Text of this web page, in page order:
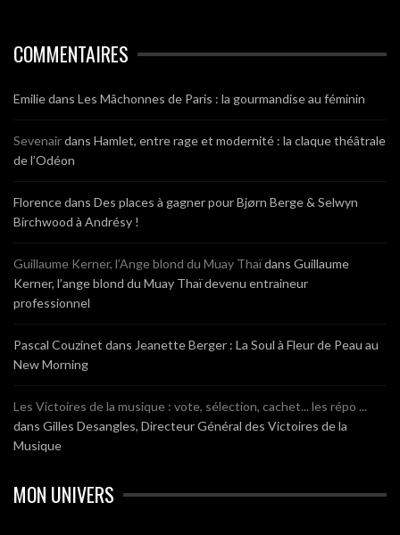
COMMENTAIRES
Emiliedans Les Mâchonnes de Paris : la gourmandise au féminin
Sevenairdans Hamlet, entre rage et modernité : la claque théâtrale
de l’Odéon
Florencedans Des places à gagner pour Bjørn Berge & Selwyn
Birchwood à Andrésy !
Guillaume Kerner, l’Ange blond du Muay Thaïdans Guillaume
Kerner, l’ange blond du Muay Thaï devenu entraineur
professionnel
Pascal Couzinet dans Jeanette Berger : La Soul à Fleur de Peau au
New Morning
Les Victoires de la musique : vote, sélection, cachet... les répo ...
dans Gilles Desangles, Directeur Général des Victoires de la
Musique
MON UNIVERS